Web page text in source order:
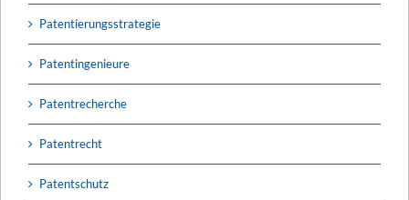
Patentierungsstrategie
Patentingenieure
Patentrecherche
Patentrecht
Patentschutz